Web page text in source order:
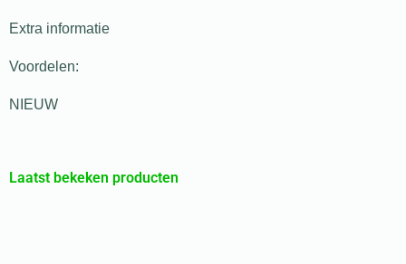
Extra informatie
Voordelen:
NIEUW
Laatst bekeken producten